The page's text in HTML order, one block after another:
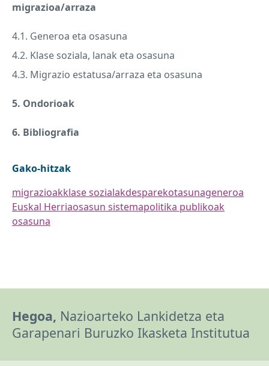
migrazioa/arraza
4.1. Generoa eta osasuna
4.2. Klase soziala, lanak eta osasuna
4.3. Migrazio estatusa/arraza eta osasuna
5. Ondorioak
6. Bibliografia
Gako-hitzak
migrazioakklase sozialakdesparekotasunageneroa
Euskal Herriaosasun sistemapolitika publikoak
osasuna
Hegoa, Nazioarteko Lankidetza eta
Garapenari Buruzko Ikasketa Institutua